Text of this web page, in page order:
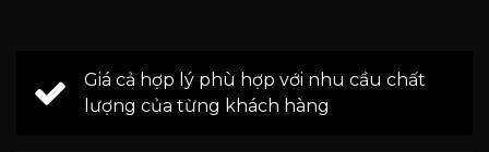
Giá cả hợp lý phù hợp với nhu cầu chất
lượng của từng khách hàng